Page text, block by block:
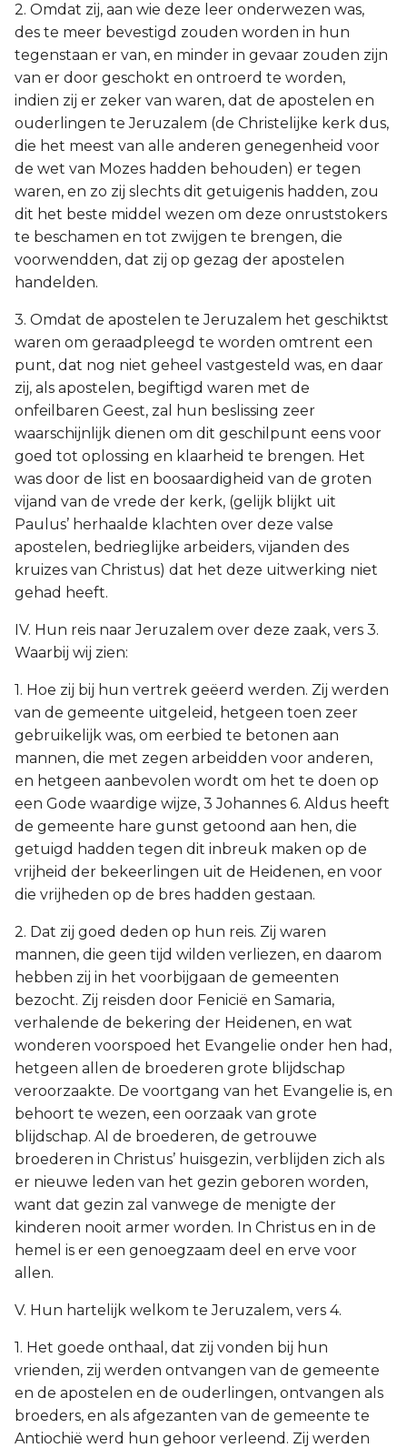
2. Omdat zij, aan wie deze leer onderwezen was,
des te meer bevestigd zouden worden in hun
tegenstaan er van, en minder in gevaar zouden zijn
van er door geschokt en ontroerd te worden,
indien zij er zeker van waren, dat de apostelen en
ouderlingen te Jeruzalem (de Christelijke kerk dus,
die het meest van alle anderen genegenheid voor
de wet van Mozes hadden behouden) er tegen
waren, en zo zij slechts dit getuigenis hadden, zou
dit het beste middel wezen om deze onruststokers
te beschamen en tot zwijgen te brengen, die
voorwendden, dat zij op gezag der apostelen
handelden.
3. Omdat de apostelen te Jeruzalem het geschiktst
waren om geraadpleegd te worden omtrent een
punt, dat nog niet geheel vastgesteld was, en daar
zij, als apostelen, begiftigd waren met de
onfeilbaren Geest, zal hun beslissing zeer
waarschijnlijk dienen om dit geschilpunt eens voor
goed tot oplossing en klaarheid te brengen. Het
was door de list en boosaardigheid van de groten
vijand van de vrede der kerk, (gelijk blijkt uit
Paulus’ herhaalde klachten over deze valse
apostelen, bedrieglijke arbeiders, vijanden des
kruizes van Christus) dat het deze uitwerking niet
gehad heeft.
IV. Hun reis naar Jeruzalem over deze zaak, vers 3.
Waarbij wij zien:
1. Hoe zij bij hun vertrek geëerd werden. Zij werden
van de gemeente uitgeleid, hetgeen toen zeer
gebruikelijk was, om eerbied te betonen aan
mannen, die met zegen arbeidden voor anderen,
en hetgeen aanbevolen wordt om het te doen op
een Gode waardige wijze, 3 Johannes 6. Aldus heeft
de gemeente hare gunst getoond aan hen, die
getuigd hadden tegen dit inbreuk maken op de
vrijheid der bekeerlingen uit de Heidenen, en voor
die vrijheden op de bres hadden gestaan.
2. Dat zij goed deden op hun reis. Zij waren
mannen, die geen tijd wilden verliezen, en daarom
hebben zij in het voorbijgaan de gemeenten
bezocht. Zij reisden door Fenicië en Samaria,
verhalende de bekering der Heidenen, en wat
wonderen voorspoed het Evangelie onder hen had,
hetgeen allen de broederen grote blijdschap
veroorzaakte. De voortgang van het Evangelie is, en
behoort te wezen, een oorzaak van grote
blijdschap. Al de broederen, de getrouwe
broederen in Christus’ huisgezin, verblijden zich als
er nieuwe leden van het gezin geboren worden,
want dat gezin zal vanwege de menigte der
kinderen nooit armer worden. In Christus en in de
hemel is er een genoegzaam deel en erve voor
allen.
V. Hun hartelijk welkom te Jeruzalem, vers 4.
1. Het goede onthaal, dat zij vonden bij hun
vrienden, zij werden ontvangen van de gemeente
en de apostelen en de ouderlingen, ontvangen als
broeders, en als afgezanten van de gemeente te
Antiochië werd hun gehoor verleend. Zij werden